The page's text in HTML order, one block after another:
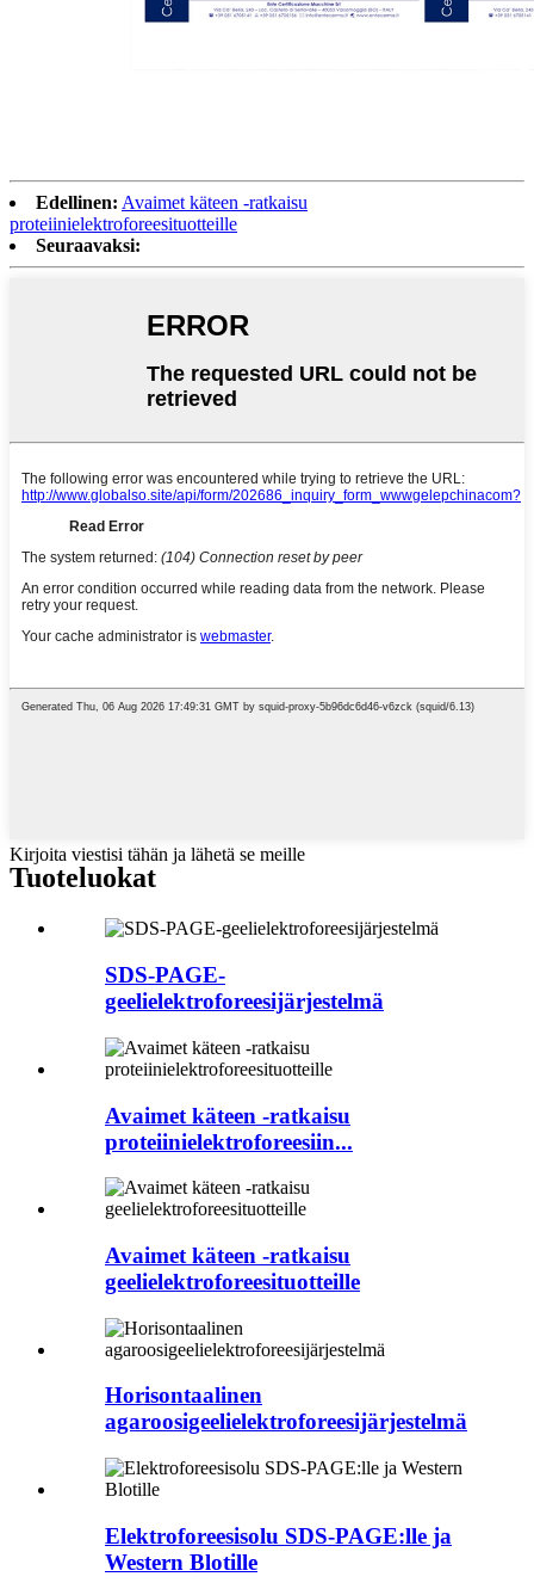
Edellinen: Avaimet käteen -ratkaisu
proteiinielektroforeesituotteille
Seuraavaksi:
Kirjoita viestisi tähän ja lähetä se meille
Tuoteluokat
SDS-PAGE-
geelielektroforeesijärjestelmä
Avaimet käteen -ratkaisu
proteiinielektroforeesiin...
Avaimet käteen -ratkaisu
geelielektroforeesituotteille
Horisontaalinen
agaroosigeelielektroforeesijärjestelmä
Elektroforeesisolu SDS-PAGE:lle ja
Western Blotille